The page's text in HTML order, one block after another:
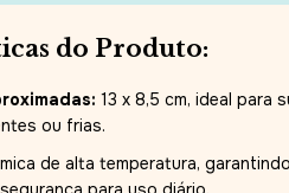
do Produto:
13 x 8,5 cm, ideal para
ou frias.
de alta temperatura,